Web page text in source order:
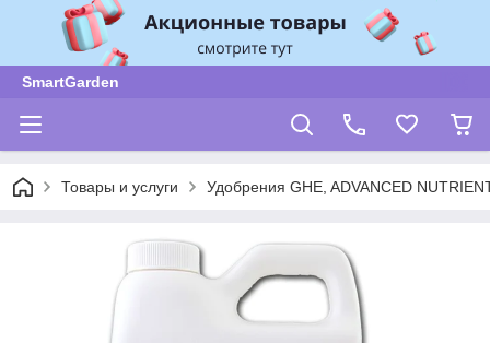
SmartGarden
Товары и услуги Удобрения GHE, ADVANCED